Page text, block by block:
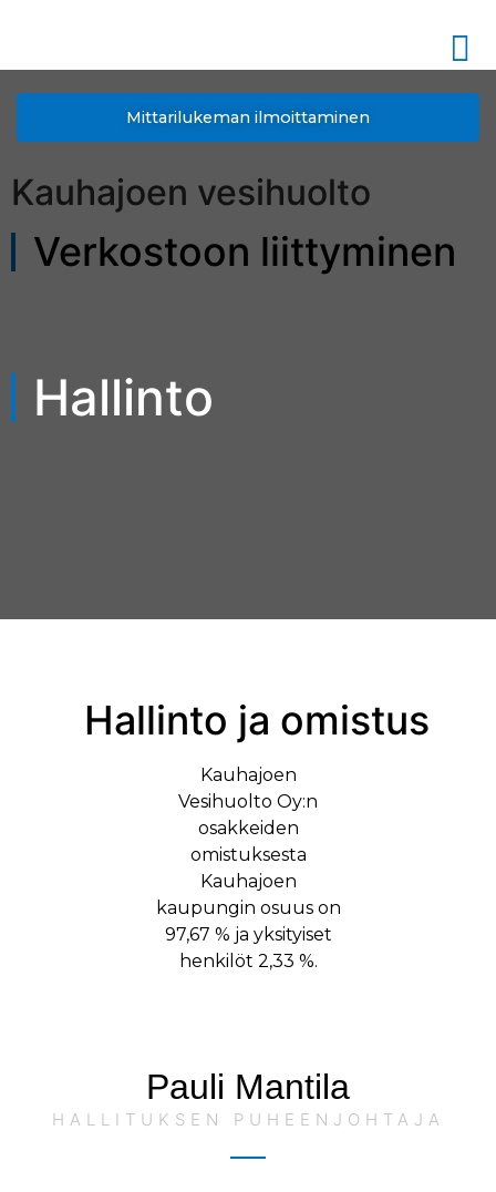
Mittarilukeman ilmoittaminen
Kauhajoen vesihuolto
Verkostoon liittyminen
Hallinto
Hallinto ja omistus
Kauhajoen
Vesihuolto Oy:n
osakkeiden
omistuksesta
Kauhajoen
kaupungin osuus on
97,67 % ja yksityiset
henkilöt 2,33 %.
Pauli Mantila
HALLITUKSEN PUHEENJOHTAJA